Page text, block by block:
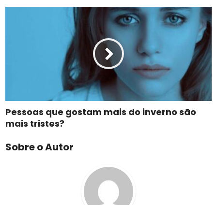
Pessoas que gostam mais do inverno são
mais tristes?
Sobre o Autor